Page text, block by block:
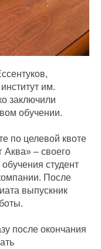
им.
заключили
обучении.
по целевой квоте
Аква» – своего
студент
После
выпускник
после окончания